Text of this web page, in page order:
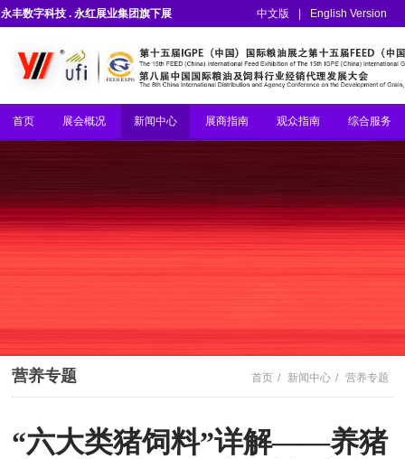
永丰数字科技 . 永红展业集团旗下展 中文版 English Version
首页 展会概况 新闻中心 展商指南 观众指南 综合服务
营养专题 首页 / 新闻中心 / 营养专题
“六大类猪饲料”详解——养猪